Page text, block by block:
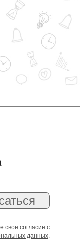
согласие с
данных.